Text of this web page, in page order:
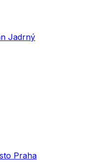
Jadrný
Praha